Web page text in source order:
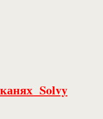
Solvy